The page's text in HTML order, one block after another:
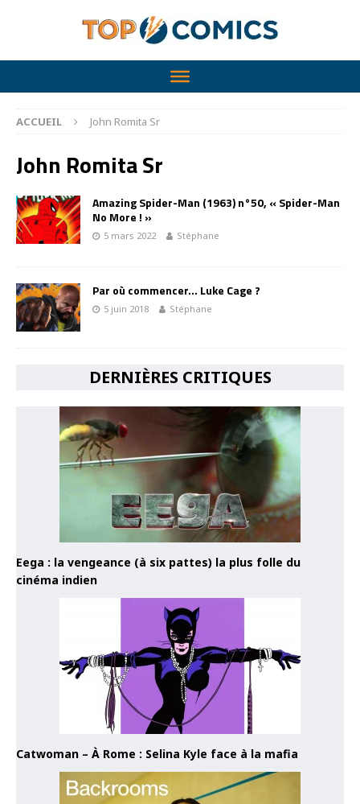
ACCUEIL John Romita Sr
John Romita Sr
Amazing Spider-Man (1963) n°50, « Spider-Man
No More ! »
5 mars 2022 Stéphane
Par où commencer… Luke Cage ?
5 juin 2018 Stéphane
DERNIÈRES CRITIQUES
Eega : la vengeance (à six pattes) la plus folle du
cinéma indien
Catwoman – À Rome : Selina Kyle face à la mafia